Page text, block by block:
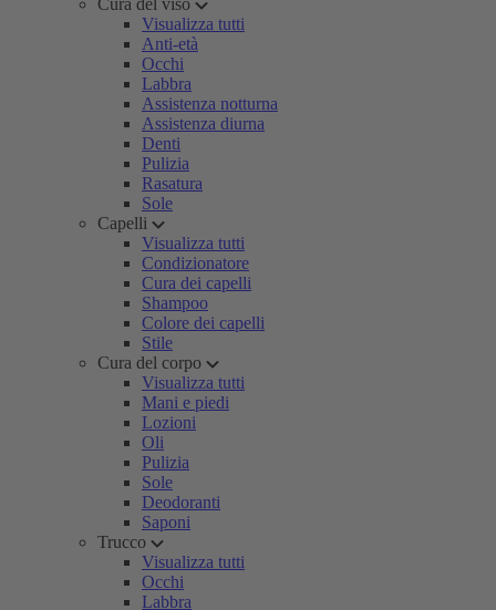
Cura del viso
Visualizza tutti
Anti-età
Occhi
Labbra
Assistenza notturna
Assistenza diurna
Denti
Pulizia
Rasatura
Sole
Capelli
Visualizza tutti
Condizionatore
Cura dei capelli
Shampoo
Colore dei capelli
Stile
Cura del corpo
Visualizza tutti
Mani e piedi
Lozioni
Oli
Pulizia
Sole
Deodoranti
Saponi
Trucco
Visualizza tutti
Occhi
Labbra